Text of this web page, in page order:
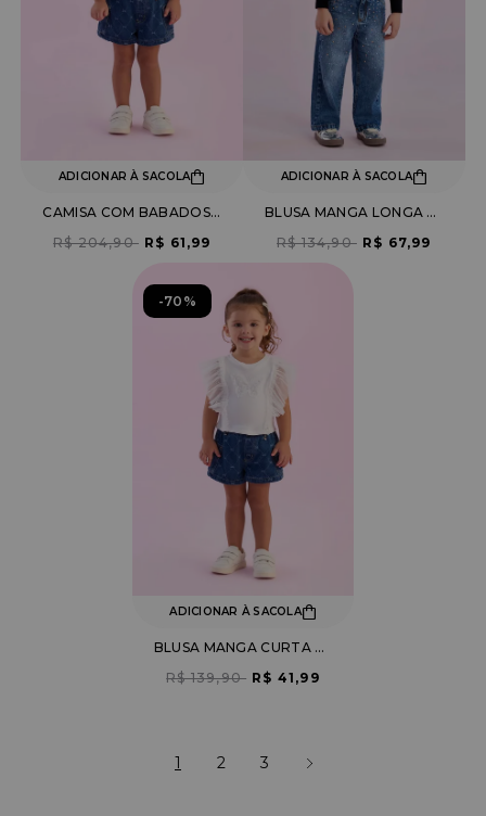
ADICIONAR À SACOLA
CAMISA COM BABADOS E ELÁSTICO NA CINTURA
R$ 204,90 R$ 61,99
ADICIONAR À SACOLA
BLUSA MANGA LONGA CANELADA COM BORDADO DE LAÇO
R$ 134,90 R$ 67,99
70%
ADICIONAR À SACOLA
BLUSA MANGA CURTA COM BABADOS DE TULE E BORDADO BORBOLETA
R$ 139,90 R$ 41,99
1 2 3